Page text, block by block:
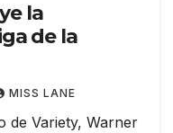
la
de la
MISS LANE
de Variety, Warner